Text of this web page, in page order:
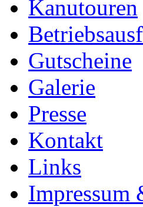
Kanutouren
Gutscheine
Galerie
Presse
Kontakt
Links
Impressum